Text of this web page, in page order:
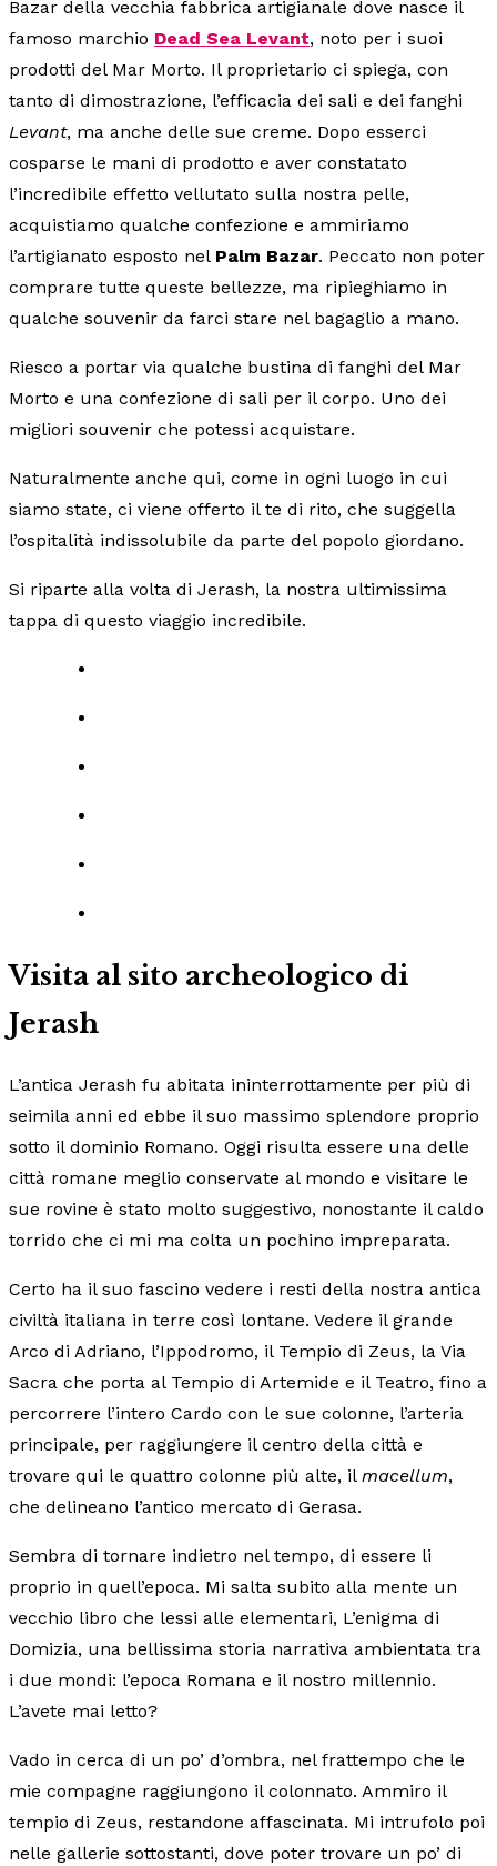
Bazar della vecchia fabbrica artigianale dove nasce il
famoso marchio Dead Sea Levant, noto per i suoi
prodotti del Mar Morto. Il proprietario ci spiega, con
tanto di dimostrazione, l’efficacia dei sali e dei fanghi
Levant, ma anche delle sue creme. Dopo esserci
cosparse le mani di prodotto e aver constatato
l’incredibile effetto vellutato sulla nostra pelle,
acquistiamo qualche confezione e ammiriamo
l’artigianato esposto nel Palm Bazar. Peccato non poter
comprare tutte queste bellezze, ma ripieghiamo in
qualche souvenir da farci stare nel bagaglio a mano.
Riesco a portar via qualche bustina di fanghi del Mar
Morto e una confezione di sali per il corpo. Uno dei
migliori souvenir che potessi acquistare.
Naturalmente anche qui, come in ogni luogo in cui
siamo state, ci viene offerto il te di rito, che suggella
l’ospitalità indissolubile da parte del popolo giordano.
Si riparte alla volta di Jerash, la nostra ultimissima
tappa di questo viaggio incredibile.
Visita al sito archeologico di
Jerash
L’antica Jerash fu abitata ininterrottamente per più di
seimila anni ed ebbe il suo massimo splendore proprio
sotto il dominio Romano. Oggi risulta essere una delle
città romane meglio conservate al mondo e visitare le
sue rovine è stato molto suggestivo, nonostante il caldo
torrido che ci mi ma colta un pochino impreparata.
Certo ha il suo fascino vedere i resti della nostra antica
civiltà italiana in terre così lontane. Vedere il grande
Arco di Adriano, l’Ippodromo, il Tempio di Zeus, la Via
Sacra che porta al Tempio di Artemide e il Teatro, fino a
percorrere l’intero Cardo con le sue colonne, l’arteria
principale, per raggiungere il centro della città e
trovare qui le quattro colonne più alte, il macellum,
che delineano l’antico mercato di Gerasa.
Sembra di tornare indietro nel tempo, di essere li
proprio in quell’epoca. Mi salta subito alla mente un
vecchio libro che lessi alle elementari, L’enigma di
Domizia, una bellissima storia narrativa ambientata tra
i due mondi: l’epoca Romana e il nostro millennio.
L’avete mai letto?
Vado in cerca di un po’ d’ombra, nel frattempo che le
mie compagne raggiungono il colonnato. Ammiro il
tempio di Zeus, restandone affascinata. Mi intrufolo poi
nelle gallerie sottostanti, dove poter trovare un po’ di